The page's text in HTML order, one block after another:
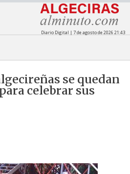
Diario Digital | 7 de agosto de 2026 21:43
se quedan
celebrar sus